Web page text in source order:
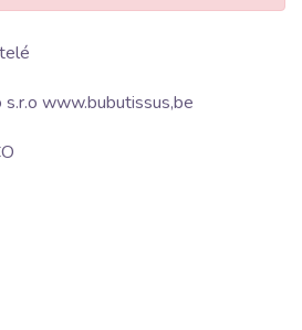
s.r.o www.bubutissus,be